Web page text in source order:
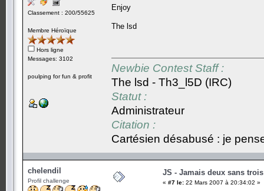
Classement : 200/55625
Membre Héroïque
Hors ligne
Messages: 3102
poulping for fun & profit
Enjoy
The lsd
Newbie Contest Staff :
The lsd - Th3_l5D (IRC)
Statut :
Administrateur
Citation :
Cartésien désabusé : je
chelendil
Profil challenge
JS - Jamais deux sans trois
« #7 le: 22 Mars 2007 à 20:34:02 »